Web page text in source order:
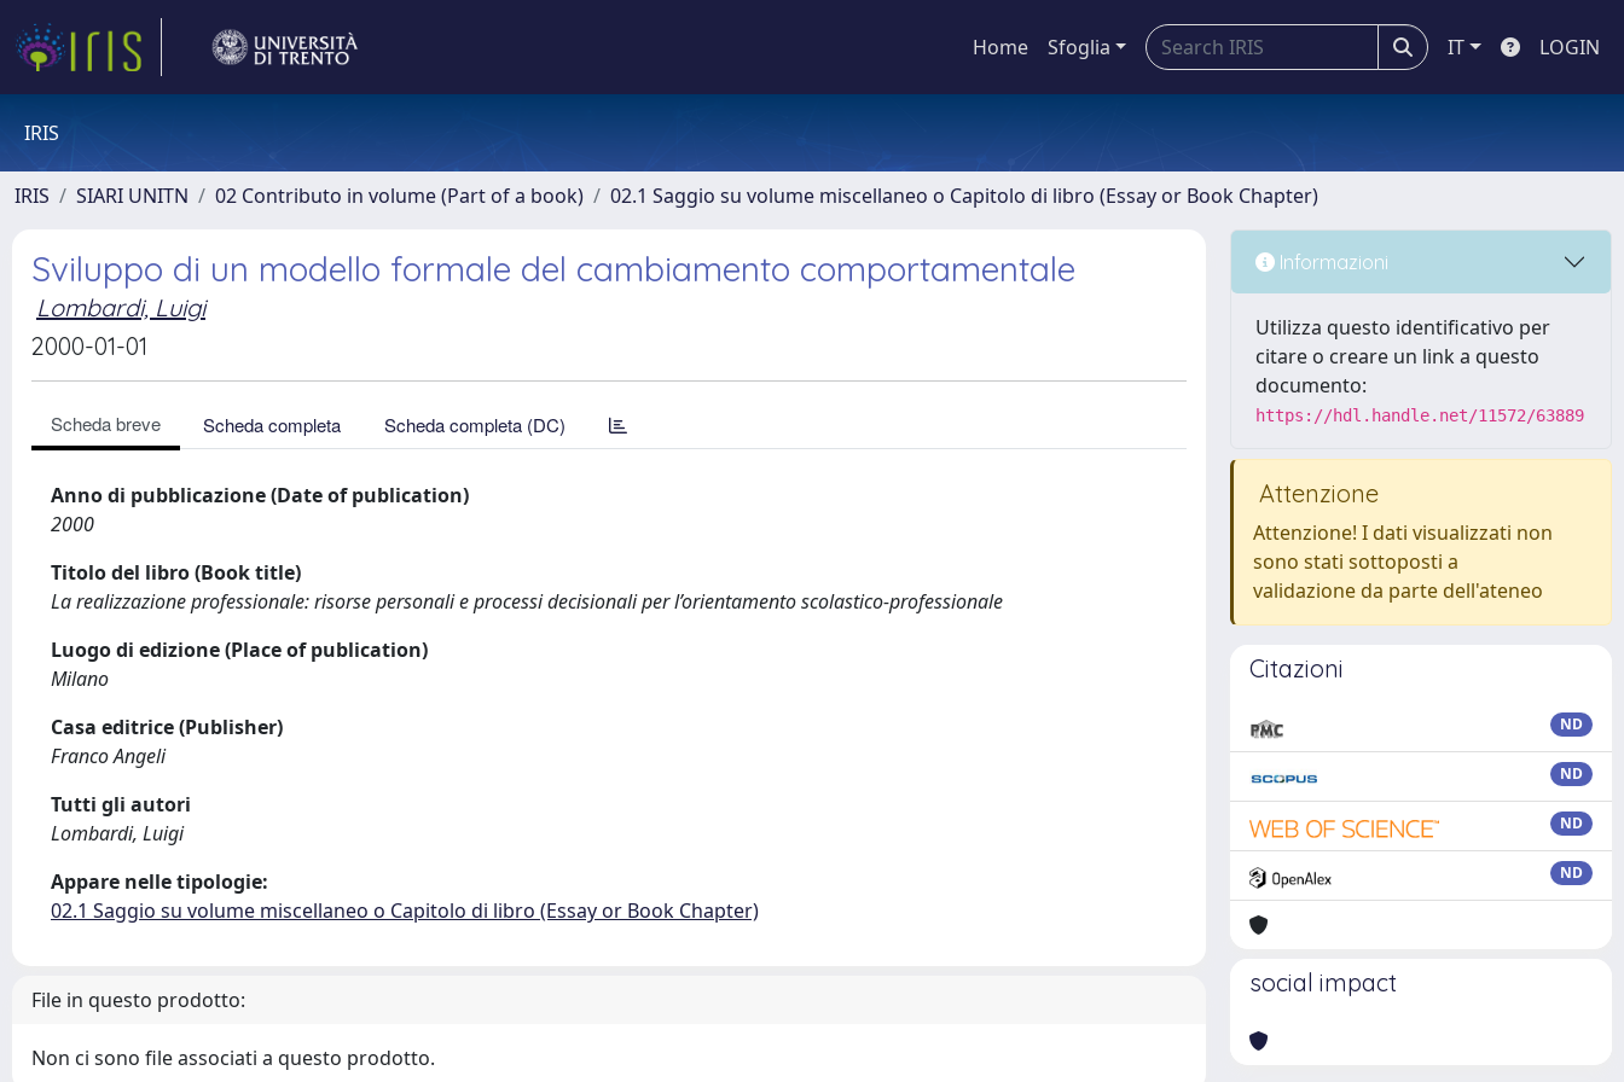
Home Sfoglia IT LOGIN
IRIS
IRIS SIARI UNITN 02 Contributo in volume (Part of a book) 02.1 Saggio su volume miscellaneo o Capitolo di libro (Essay or Book Chapter)
Sviluppo di un modello formale del cambiamento comportamentale
Lombardi, Luigi
2000-01-01
Scheda breve Scheda completa Scheda completa (DC)
Anno di pubblicazione (Date of publication)
2000
Titolo del libro (Book title)
La realizzazione professionale: risorse personali e processi decisionali per l’orientamento scolastico-professionale
Luogo di edizione (Place of publication)
Milano
Casa editrice (Publisher)
Franco Angeli
Tutti gli autori
Lombardi, Luigi
Appare nelle tipologie:
02.1 Saggio su volume miscellaneo o Capitolo di libro (Essay or Book Chapter)
File in questo prodotto:
Non ci sono file associati a questo prodotto.
Informazioni
Utilizza questo identificativo per
citare o creare un link a questo
documento:
https://hdl.handle.net/11572/63889
Attenzione
Attenzione! I dati visualizzati non
sono stati sottoposti a
validazione da parte dell'ateneo
Citazioni
ND
ND
ND
ND
social impact